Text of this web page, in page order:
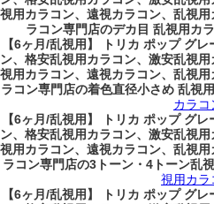
視用カラコン、遠視カラコン、乱視
ラコン専門店のデカ目 乱視用カ
【6ヶ月/乱視用】 トリカ ポップ グ
ン、格安乱視用カラコン、激安乱視
視用カラコン、遠視カラコン、乱視
ラコン専門店の着色直径小さめ 乱視
カラコ
【6ヶ月/乱視用】 トリカ ポップ グ
ン、格安乱視用カラコン、激安乱視
視用カラコン、遠視カラコン、乱視
ラコン専門店の3トーン・4トーン乱
視用カラ
【6ヶ月/乱視用】 トリカ ポップ グ